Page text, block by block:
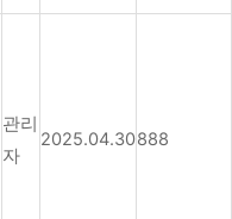
관리
자
2025.04.30888